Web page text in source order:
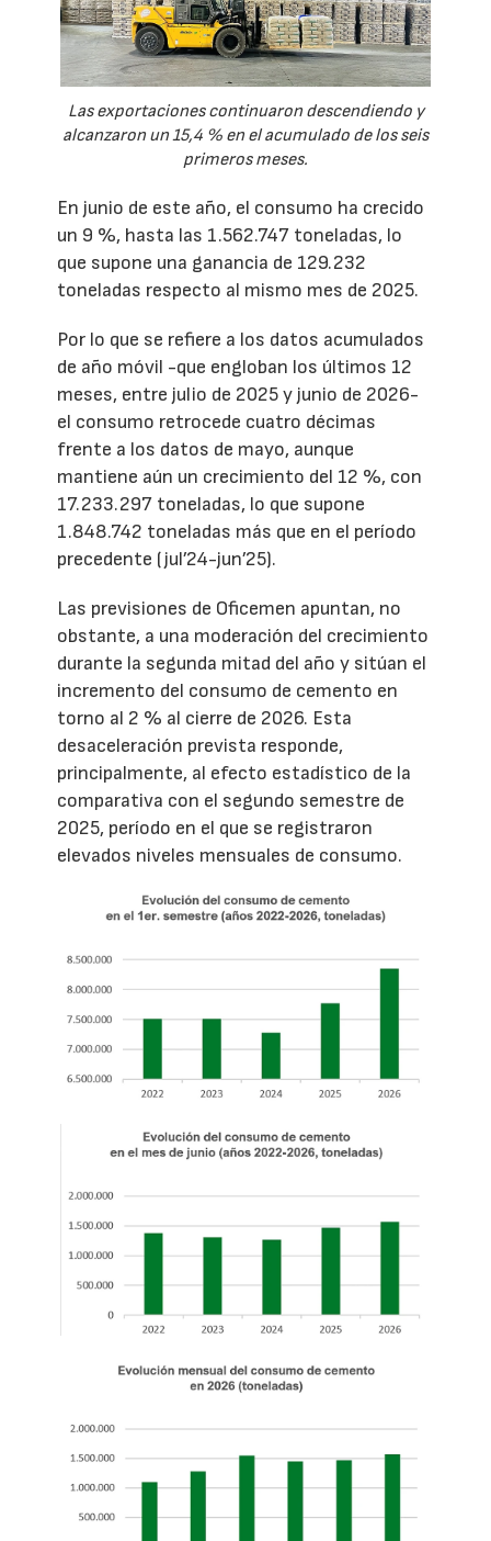
Las exportaciones continuaron descendiendo y
alcanzaron un 15,4 % en el acumulado de los seis
primeros meses.
En junio de este año, el consumo ha crecido
un 9 %, hasta las 1.562.747 toneladas, lo
que supone una ganancia de 129.232
toneladas respecto al mismo mes de 2025.
Por lo que se refiere a los datos acumulados
de año móvil -que engloban los últimos 12
meses, entre julio de 2025 y junio de 2026-
el consumo retrocede cuatro décimas
frente a los datos de mayo, aunque
mantiene aún un crecimiento del 12 %, con
17.233.297 toneladas, lo que supone
1.848.742 toneladas más que en el período
precedente (jul’24-jun’25).
Las previsiones de Oficemen apuntan, no
obstante, a una moderación del crecimiento
durante la segunda mitad del año y sitúan el
incremento del consumo de cemento en
torno al 2 % al cierre de 2026. Esta
desaceleración prevista responde,
principalmente, al efecto estadístico de la
comparativa con el segundo semestre de
2025, período en el que se registraron
elevados niveles mensuales de consumo.